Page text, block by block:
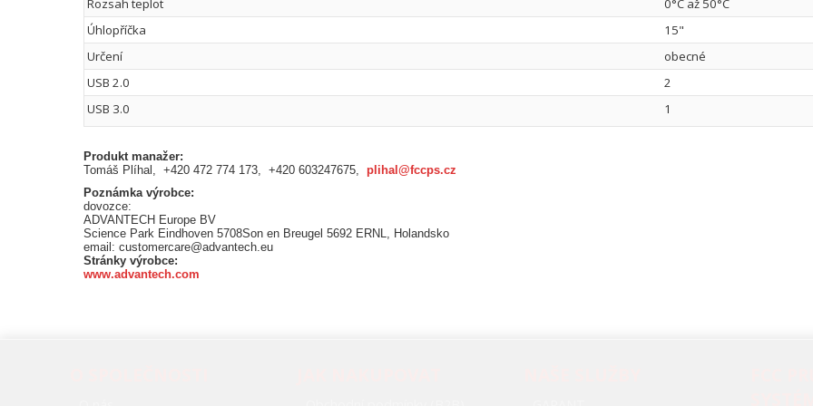
Rozsah teplot
0°C až 50°C
Úhlopříčka
15"
Určení
obecné
USB 2.0
2
USB 3.0
1
Produkt manažer:
Tomáš Plíhal, +420 472 774 173, +420 603247675, plihal@fccps.cz
Poznámka výrobce:
dovozce:
ADVANTECH Europe BV
Science Park Eindhoven 5708Son en Breugel 5692 ERNL, Holandsko
email: customercare@advantech.eu
Stránky výrobce:
www.advantech.com